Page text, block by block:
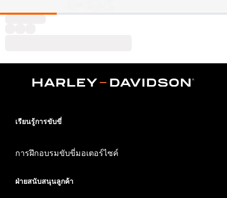
เรียนรู้การขับขี่
การฝึกอบรมขับขี่มอเตอร์ไซค์
ฝ่ายสนับสนุนลูกค้า